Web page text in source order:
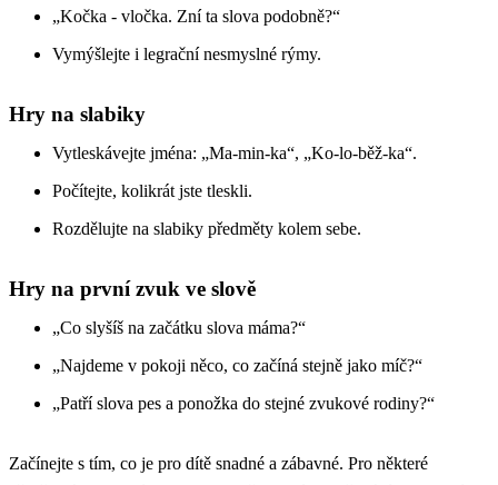
„Kočka - vločka. Zní ta slova podobně?“
Vymýšlejte i legrační nesmyslné rýmy.
Hry na slabiky
Vytleskávejte jména: „Ma-min-ka“, „Ko-lo-běž-ka“.
Počítejte, kolikrát jste tleskli.
Rozdělujte na slabiky předměty kolem sebe.
Hry na první zvuk ve slově
„Co slyšíš na začátku slova máma?“
„Najdeme v pokoji něco, co začíná stejně jako míč?“
„Patří slova pes a ponožka do stejné zvukové rodiny?“
Začínejte s tím, co je pro dítě snadné a zábavné. Pro některé